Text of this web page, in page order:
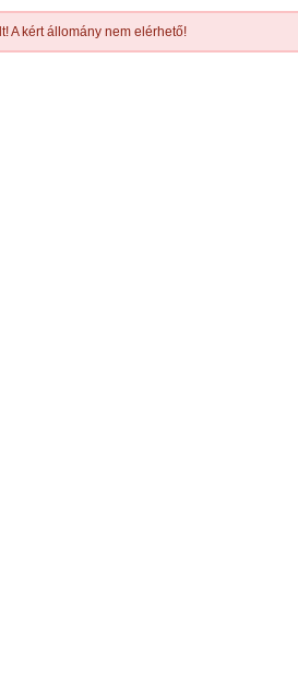
A kért állomány nem elérhető!